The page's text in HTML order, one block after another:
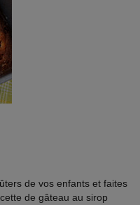
de vos enfants et faites
de gâteau au sirop